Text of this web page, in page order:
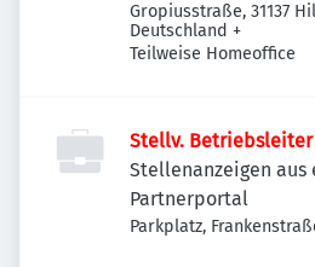
Gropiusstraße, 31137
Deutschland +
Teilweise Homeoffice
Stellv.
Stellenanzeigen aus
Partnerportal
Parkplatz,